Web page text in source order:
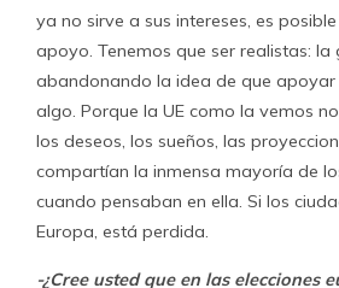
ya no sirve a sus intereses, es
apoyo. Tenemos que ser realistas: la
abandonando la idea de que
algo. Porque la UE como la vemos
los deseos, los sueños, las
compartían la inmensa mayoría de
cuando pensaban en ella. Si los
Europa, está perdida.
-¿Cree usted que en las elecciones